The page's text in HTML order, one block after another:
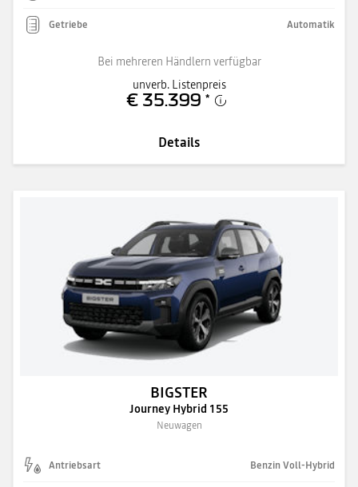
Getriebe Automatik
Bei mehreren Händlern verfügbar
unverb. Listenpreis
€ 35.399 *
Details
BIGSTER
Journey Hybrid 155
Neuwagen
Antriebsart Benzin Voll-Hybrid